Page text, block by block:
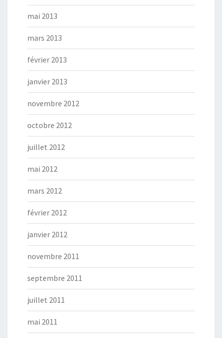
mai 2013
mars 2013
février 2013
janvier 2013
novembre 2012
octobre 2012
juillet 2012
mai 2012
mars 2012
février 2012
janvier 2012
novembre 2011
septembre 2011
juillet 2011
mai 2011